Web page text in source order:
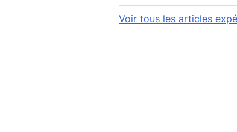
Voir tous les articles